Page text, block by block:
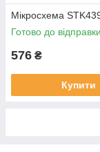
Мікросхема
Готово до відправки
576 ₴
Купити